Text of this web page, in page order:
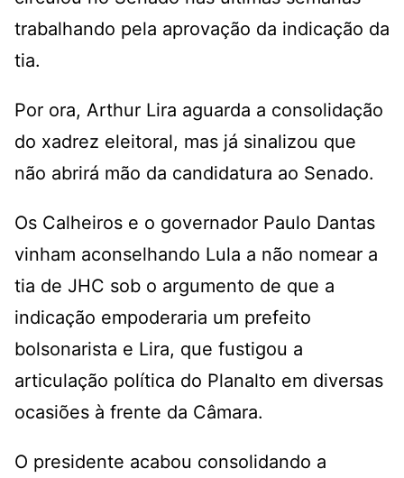
trabalhando pela aprovação da indicação da
tia.
Por ora, Arthur Lira aguarda a consolidação
do xadrez eleitoral, mas já sinalizou que
não abrirá mão da candidatura ao Senado.
Os Calheiros e o governador Paulo Dantas
vinham aconselhando Lula a não nomear a
tia de JHC sob o argumento de que a
indicação empoderaria um prefeito
bolsonarista e Lira, que fustigou a
articulação política do Planalto em diversas
ocasiões à frente da Câmara.
O presidente acabou consolidando a